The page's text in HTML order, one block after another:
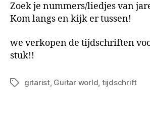
Zoek je nummers/liedjes van
Kom langs en kijk er tussen!
we verkopen de tijdschriften
stuk!!
gitarist, Guitar world tijdschrift